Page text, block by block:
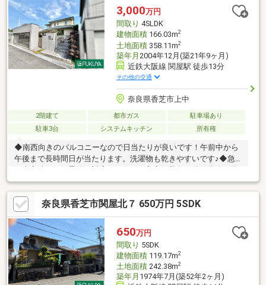
窓、ＴＶモニタ付インターホン、緑豊かな住宅地、前面棟無、眺
望良好、平坦地、周辺交通量少なめ、オール電化
3,000万円
間取り 4SLDK
建物面積166.03m2
土地面積358.11m2
築年月 2004年12月(築21年9ヶ月)
近鉄大阪線 関屋駅 徒歩13分
その他の交通
奈良県香芝市上中
2階建て 都市ガス
駐車場あり
駐車3台
システムキッチン 所有権
◆南西向きのバルコニーなので日当たりが良いです！午前中から
午後まで長時間日が当たります。洗濯物も乾きやすいです♪◆急
っていても、来客時に座布団を出せば応接間として、布団を敷け
ばお客様用の寝室として使うことができますよ！◆２階には納戸
があり、大きくて収納する場所に困るものや、普段使わない旅行
用品等収納するのにも重宝します◎※駐車台数は車種による※写真
中の家具等の調度品は販売対象に含まれません【物件の特徴】山
が見える、陽当り良好、駐車３台以上可、ＬＤＫ２０畳以上、土
地100坪以上、システムキッチン、全居室収納
奈良県香芝市関屋北７ 650万円 5SDK
650万円
間取り 5SDK
建物面積119.17m2
土地面積242.38m2
築年月 1974年7月(築52年2ヶ月)